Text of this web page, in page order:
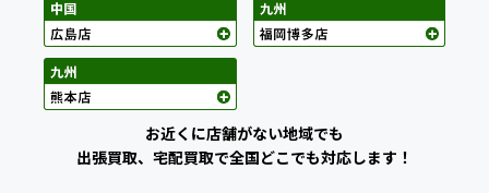
お近くに店舗がない地域でも
出張買取、宅配買取で全国どこでも対応します！